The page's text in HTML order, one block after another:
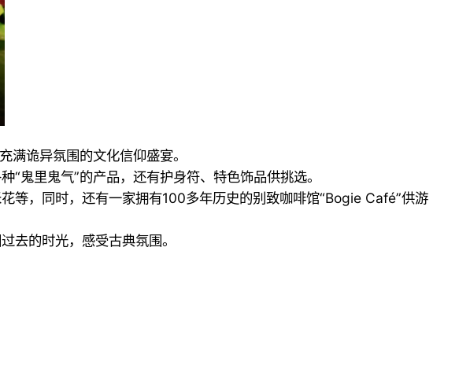
诡异氛围的文化信仰盛宴。
鬼里鬼气”的产品，还有护身符、特色饰品供挑选。
等，同时，还有一家拥有100多年历史的别致咖啡馆“Bogie Café”供游
去的时光，感受古典氛围。